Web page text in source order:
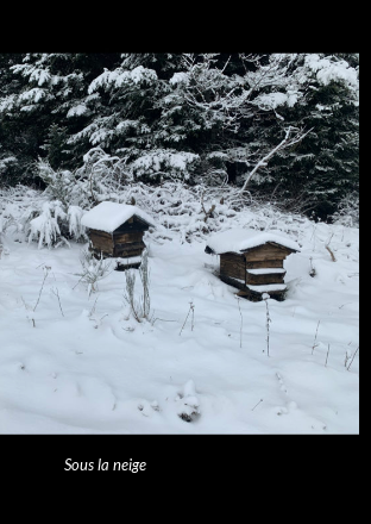
Sous la neige